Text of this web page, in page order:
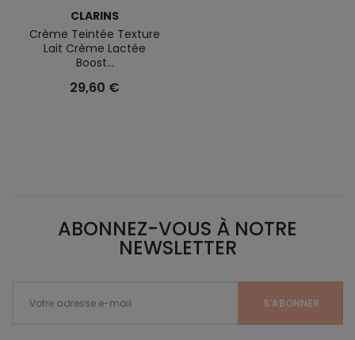
CLARINS
Crème Teintée Texture
Lait Crème Lactée
Boost...
29,60 €
ABONNEZ-VOUS À NOTRE
NEWSLETTER